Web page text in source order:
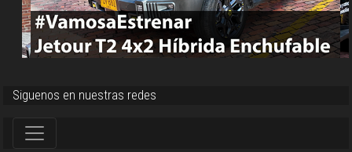
Siguenos en nuestras redes